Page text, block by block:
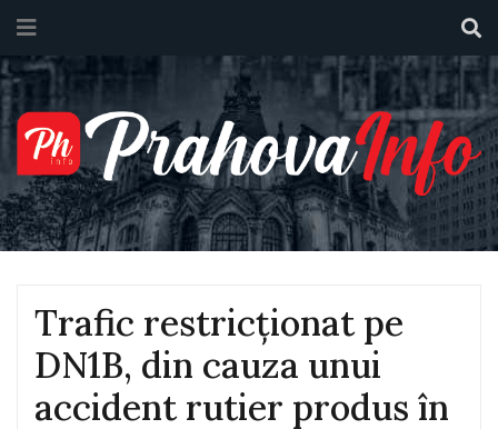
Trafic restricționat pe
DN1B, din cauza unui
accident rutier produs în